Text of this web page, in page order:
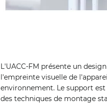
L'UACC-FM présente un
l'empreinte visuelle de
environnement. Le support
des techniques de montage